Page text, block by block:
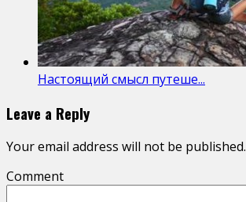
Настоящий смысл путеше...
Leave a Reply
Your email address will not be published.
Comment